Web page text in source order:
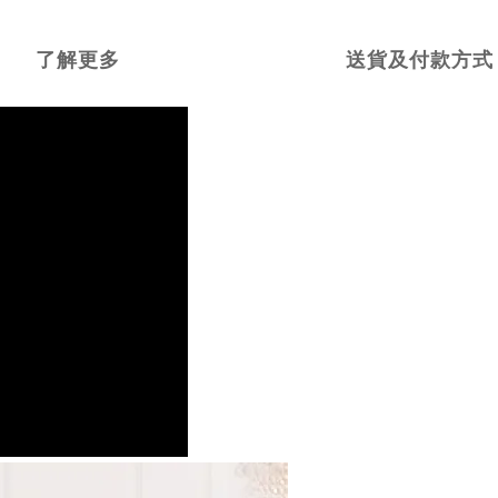
了解更多 送貨及付款方式